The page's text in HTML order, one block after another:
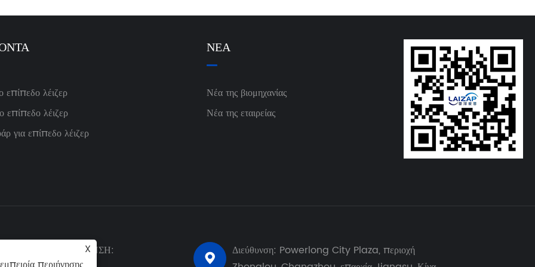
επίπεδο λέιζερ
επίπεδο λέιζερ
για επίπεδο λέιζερ
ΝΈΑ
Νέα της βιομηχανίας
Νέα της εταιρείας
ΔΙΕΥΘΥΝΣΗ:

Διεύθυνση: Powerlong City Plaza, περιοχή
X